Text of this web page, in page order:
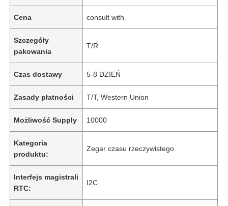
Cena consult with
Szczegóły
pakowania
T/R
Czas dostawy 5-8 DZIEŃ
Zasady płatności T/T, Western Union
Możliwość Supply 10000
Kategoria
produktu:
Zegar czasu rzeczywistego
Interfejs magistrali
RTC:
I2C